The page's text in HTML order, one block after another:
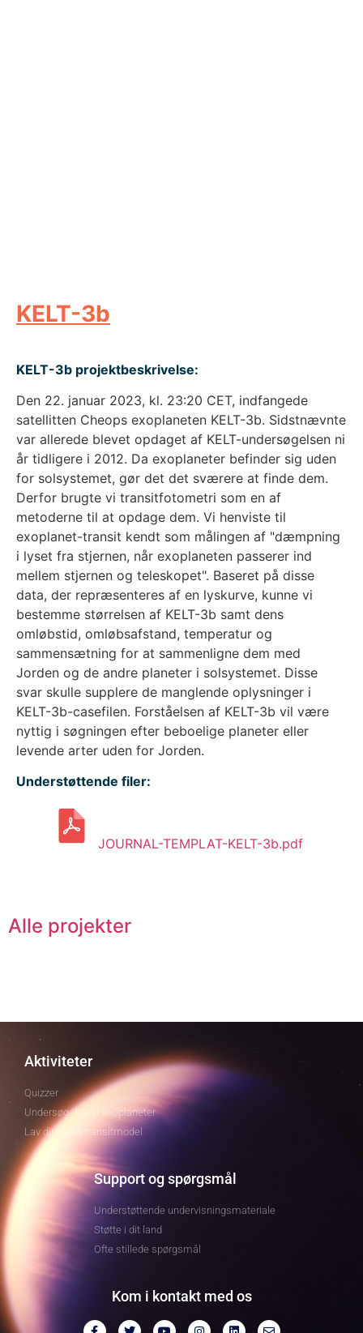
KELT-3b
KELT-3b projektbeskrivelse:
Den 22. januar 2023, kl. 23:20 CET, indfangede
satellitten Cheops exoplaneten KELT-3b. Sidstnævnte
var allerede blevet opdaget af KELT-undersøgelsen ni
år tidligere i 2012. Da exoplaneter befinder sig uden
for solsystemet, gør det det sværere at finde dem.
Derfor brugte vi transitfotometri som en af
metoderne til at opdage dem. Vi henviste til
exoplanet-transit kendt som målingen af "dæmpning
i lyset fra stjernen, når exoplaneten passerer ind
mellem stjernen og teleskopet". Baseret på disse
data, der repræsenteres af en lyskurve, kunne vi
bestemme størrelsen af KELT-3b samt dens
omløbstid, omløbsafstand, temperatur og
sammensætning for at sammenligne dem med
Jorden og de andre planeter i solsystemet. Disse
svar skulle supplere de manglende oplysninger i
KELT-3b-casefilen. Forståelsen af KELT-3b vil være
nyttig i søgningen efter beboelige planeter eller
levende arter uden for Jorden.
Understøttende filer:
JOURNAL-TEMPLAT-KELT-3b.pdf
Alle projekter
Aktiviteter
Quizzer
Undersøgelse af exoplaneter
Lav din egen transitmodel
Support og spørgsmål
Understøttende undervisningsmateriale
Støtte i dit land
Ofte stillede spørgsmål
Kom i kontakt med os